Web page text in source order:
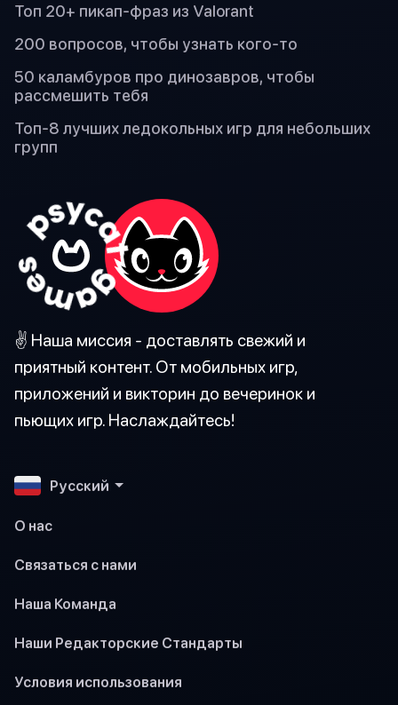
Топ 20+ пикап-фраз из Valorant
200 вопросов, чтобы узнать кого-то
50 каламбуров про динозавров, чтобы
рассмешить тебя
Топ-8 лучших ледокольных игр для небольших
групп
✌️ Наша миссия - доставлять свежий и
приятный контент. От мобильных игр,
приложений и викторин до вечеринок и
пьющих игр. Наслаждайтесь!
Pусский
О нас
Связаться с нами
Наша Команда
Наши Редакторские Стандарты
Условия использования